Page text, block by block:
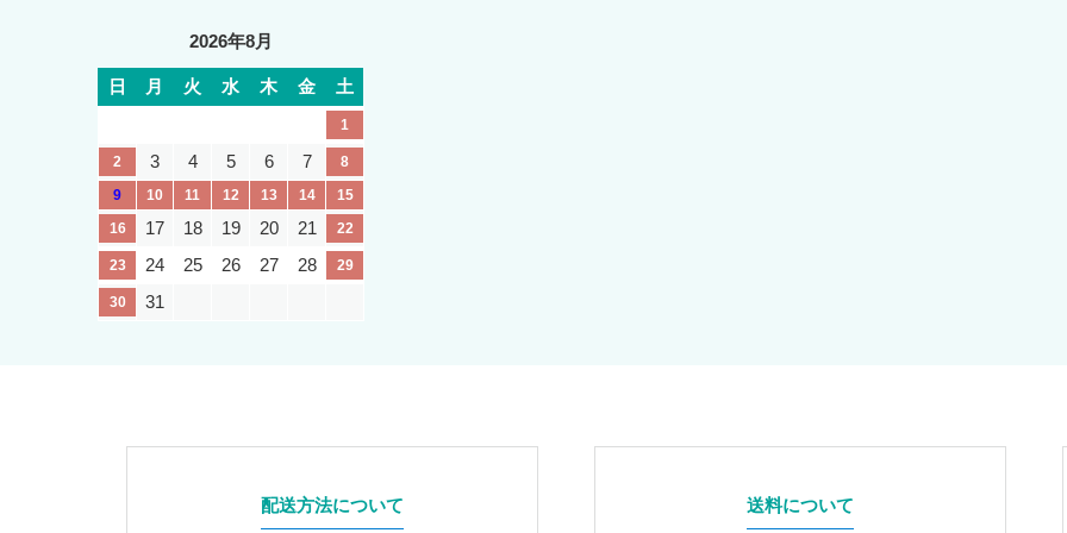
2026年8月
日 月 火 水 木 金 土
1
2 3 4 5 6 7
8
9
10 11 12 13 14
15
16
17 18 19 20 21 22
23 24 25 26 27 28 29
30 31
配送方法について 送料について